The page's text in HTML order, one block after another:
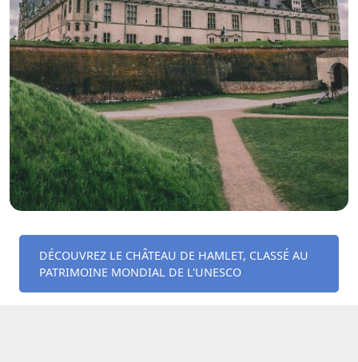
DÉCOUVREZ LE CHÂTEAU DE HAMLET, CLASSÉ AU
PATRIMOINE MONDIAL DE L'UNESCO